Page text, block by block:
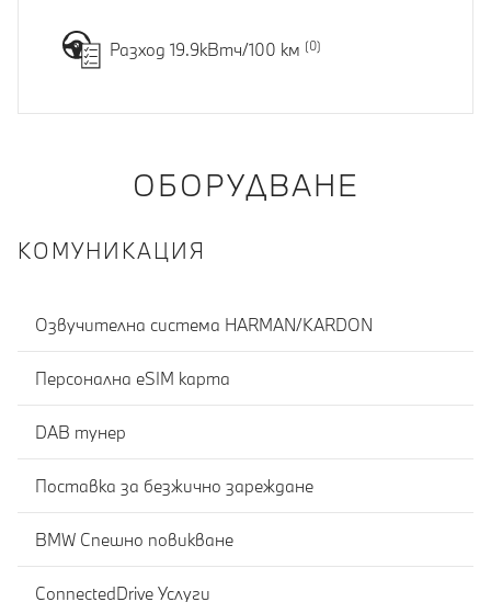
Разход 19.9кВтч/100 км
ОБОРУДВАНЕ
КОМУНИКАЦИЯ
Озвучителна система HARMAN/KARDON
Персонална eSIM карта
DAB тунер
Поставка за безжично зареждане
BMW Спешно повикване
ConnectedDrive Услуги